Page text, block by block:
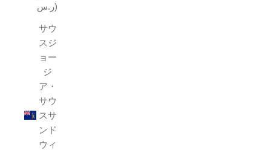
ر.س)
サウ
スジ
ョー
ジ
ア・
サウ
スサ
ンド
ウィ